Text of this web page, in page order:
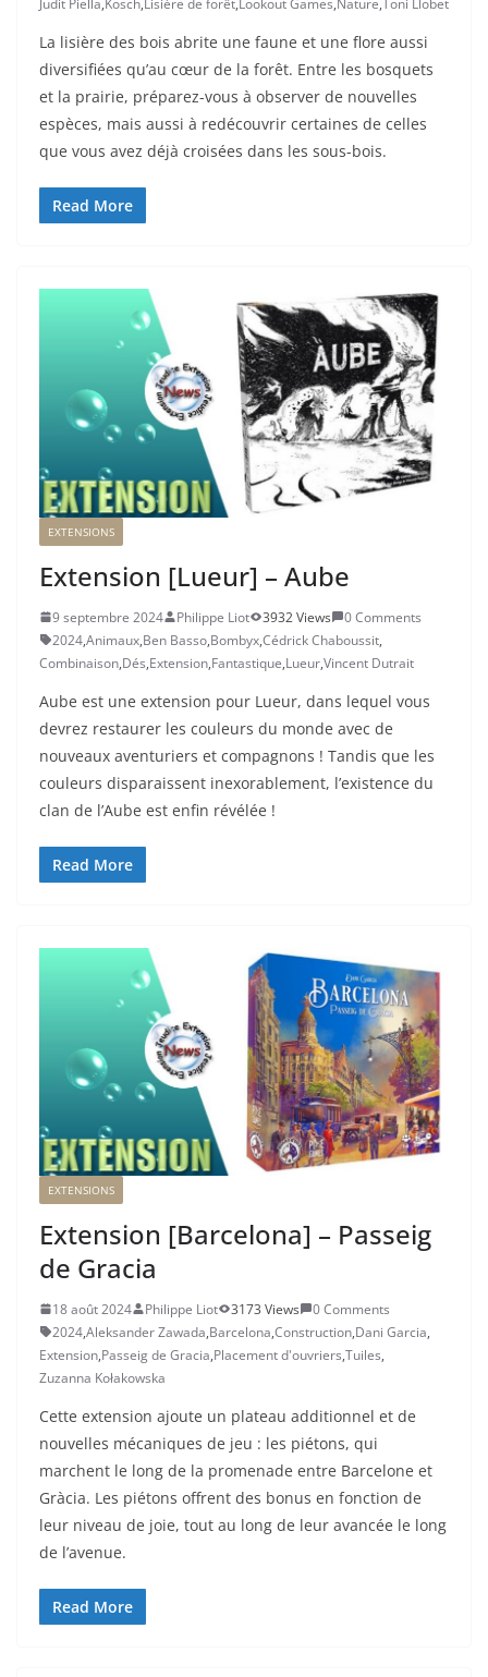
Judit Piella,Kosch,Lisière de forêt,Lookout Games,Nature,Toni Llobet
La lisière des bois abrite une faune et une flore aussi
diversifiées qu’au cœur de la forêt. Entre les bosquets
et la prairie, préparez-vous à observer de nouvelles
espèces, mais aussi à redécouvrir certaines de celles
que vous avez déjà croisées dans les sous-bois.
Read More
EXTENSIONS
Extension [Lueur] – Aube
9 septembre 2024 Philippe Liot 3932 Views
0 Comments
2024,Animaux,Ben Basso,Bombyx,Cédrick Chaboussit,
Combinaison,Dés,Extension,Fantastique,Lueur,Vincent Dutrait
Aube est une extension pour Lueur, dans lequel vous
devrez restaurer les couleurs du monde avec de
nouveaux aventuriers et compagnons ! Tandis que les
couleurs disparaissent inexorablement, l’existence du
clan de l’Aube est enfin révélée !
Read More
EXTENSIONS
Extension [Barcelona] – Passeig
de Gracia
18 août 2024 Philippe Liot 3173 Views
0 Comments
2024,Aleksander Zawada,Barcelona,Construction,Dani Garcia,
Extension,Passeig de Gracia,Placement d'ouvriers,Tuiles,
Zuzanna Kołakowska
Cette extension ajoute un plateau additionnel et de
nouvelles mécaniques de jeu : les piétons, qui
marchent le long de la promenade entre Barcelone et
Gràcia. Les piétons offrent des bonus en fonction de
leur niveau de joie, tout au long de leur avancée le long
de l’avenue.
Read More